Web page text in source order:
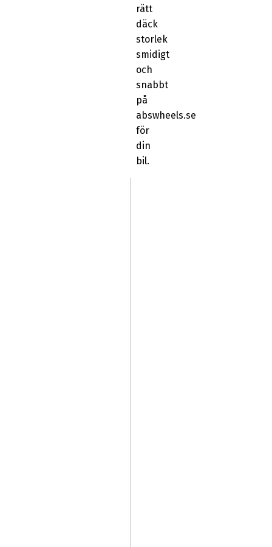
rätt
däck
storlek
smidigt
och
snabbt
på
abswheels.se
för
din
bil.